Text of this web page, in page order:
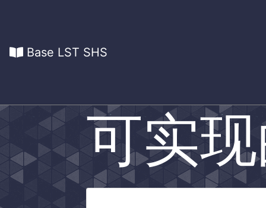
Base LST SHS
可实